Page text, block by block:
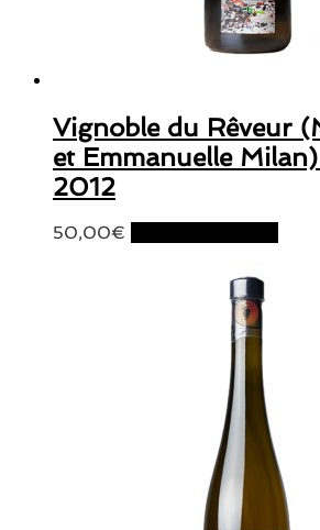
Vignoble du Rêveur
et Emmanuelle
2012
50,00€